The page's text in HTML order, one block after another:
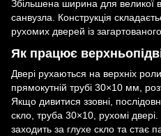
Збільшена ширина для великої
санвузла. Конструкція
рухомих дверей із
Як працює
Двері рухаються на верхніх
прямокутній трубі 30×10 мм,
Якщо дивитися ззовні,
скло, труба 30×10, рухомі двері.
заходить за глухе скло та стає